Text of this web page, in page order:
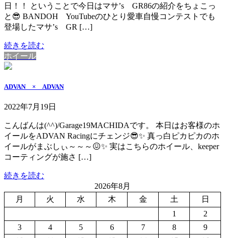
日！！ ということで今日はマサ’s GR86の紹介をちょこっ
と😎 BANDOH YouTubeのひとり愛車自慢コンテストでも
登場したマサ’s GR […]
続きを読む
ホイール
ADVAN × ADVAN
2022年7月19日
こんばんは(^^)/Garage19MACHIDAです。 本日はお客様のホ
イールをADVAN Racingにチェンジ😎✨ 真っ白ピカピカのホ
イールがまぶしぃ～～～😖✨ 実はこちらのホイール、keeper
コーティングが施さ […]
続きを読む
2026年8月
月
火 水 木 金 土
日
1
2
3
4 5 6 7 8
9